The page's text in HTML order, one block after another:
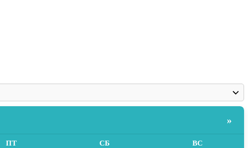
»
ПТ СБ ВС